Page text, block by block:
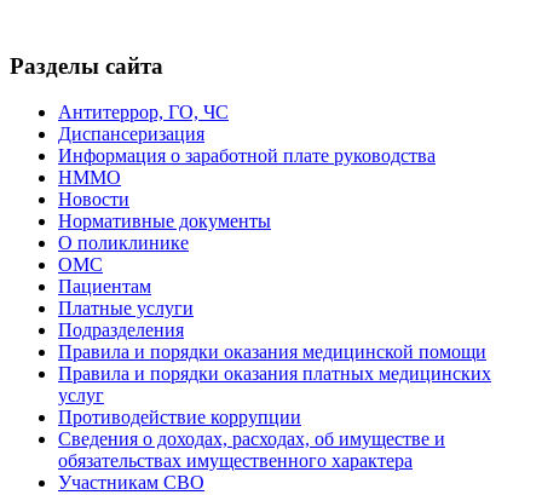
Разделы сайта
Антитеррор, ГО, ЧС
Диспансеризация
Информация о заработной плате руководства
НММО
Новости
Нормативные документы
О поликлинике
ОМС
Пациентам
Платные услуги
Подразделения
Правила и порядки оказания медицинской помощи
Правила и порядки оказания платных медицинских
услуг
Противодействие коррупции
Сведения о доходах, расходах, об имуществе и
обязательствах имущественного характера
Участникам СВО